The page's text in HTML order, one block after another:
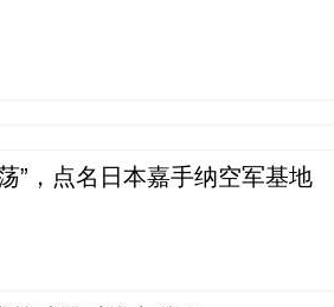
”，点名日本嘉手纳空军基地